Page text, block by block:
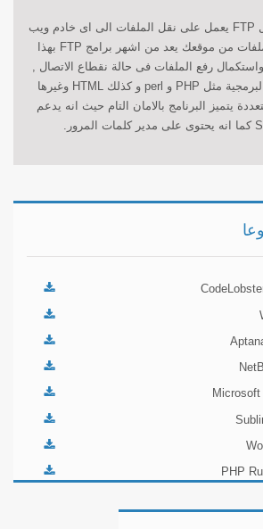
برنامج Cute FTP عميل FTP يعمل على نقل الملفات الى اى خادم ويب
( موقعك ) او تحميل الملفات من موقعك يعد من اشهر برامج FTP بهذا
واستكمال رفع الملفات فى حالة نقطاع الاتصال ,
يدعم تحرير الشفرات البرمجية مثل PHP و perl و كذلك HTML وغيرها
يتميز البرنامج بالامان التام حيث انه يدعم
PHP